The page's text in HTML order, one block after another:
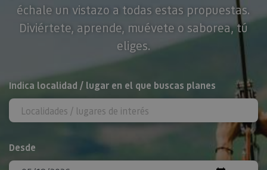
échale un vistazo a todas estas propuestas.
Diviértete, aprende, muévete o saborea, tú
eliges.
BUSCAR
Indica localidad / lugar en el que buscas planes
Desde